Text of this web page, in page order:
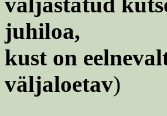
juhiloa,
kust on
väljaloetav)